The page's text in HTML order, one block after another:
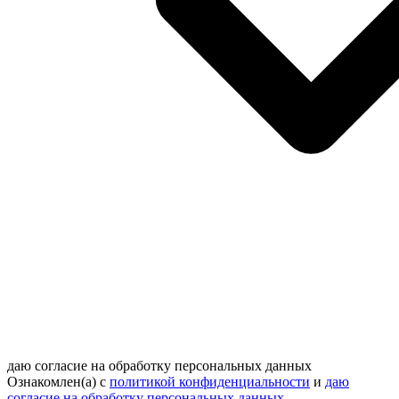
даю согласие на обработку персональных данных
Ознакомлен(а) с политикой конфиденциальности и даю